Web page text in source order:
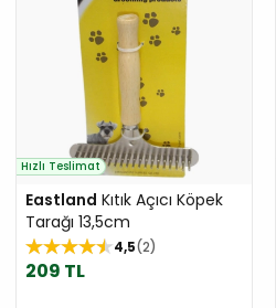
Hızlı Teslimat
Eastland Kıtık Açıcı Köpek
Tarağı 13,5cm
4,5 2
209 TL